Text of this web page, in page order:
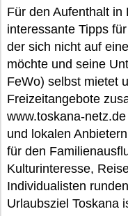
Für den Aufenthalt in
interessante Tipps
der sich nicht auf
möchte und seine
FeWo) selbst mietet
Freizeitangebote
www.toskana-
und lokalen
für den
Kulturinteresse,
Individualisten
Urlaubsziel Toskana